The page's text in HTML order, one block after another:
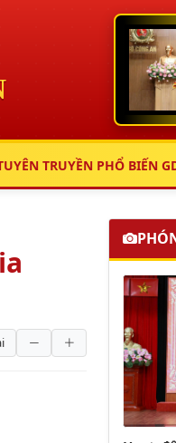
TRUYỀN PHỔ BIẾN